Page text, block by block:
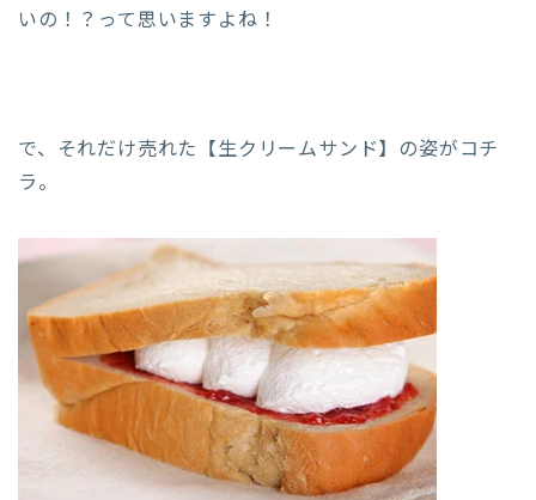
いの！？って思いますよね！
で、それだけ売れた【生クリームサンド】の姿がコチ
ラ。